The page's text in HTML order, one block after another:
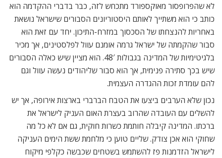
לא שהפרופסור מאוקספורד מתכחש לזה, כבר בדברי ההקדמה הוא
כותב כי הוא משתייך לאותם היסטוריונים הסבורים שישראל נושאת
באחריות להנצחתו של הסכסוך במזרח-התיכון. יחד עם זאת הוא
סבור שהקמתה של ישראל גרמה אומנם עוול לפלסטינים, אך מכיר
בלגיטימיות של המדינה בגבולות 48′. הוא מציין שיש כאלה הסבורים
שיש בכך סתירה פנימית, אך הוא סבור שליהודים נעשה עוול וגם
להם עומדת זכות ההגדרה העצמית.
נכון שלא הערבים ביצעו את הטבח הברברי בארצות אירופה, אך יש
להשלים עם העובדה שהרוב בעצרת האום העניק לישראל את
ברכתו. המדינה קיבלה חותמת כשרות חוקית, גם אם לא כל מה
שחוקי הוא אכן צודק. שליים טוען כי מלחמת ששת הימים העניקה
לישראל הזדמנות פז להשתמש בשטחים שכבשה כקלפי מיקוח